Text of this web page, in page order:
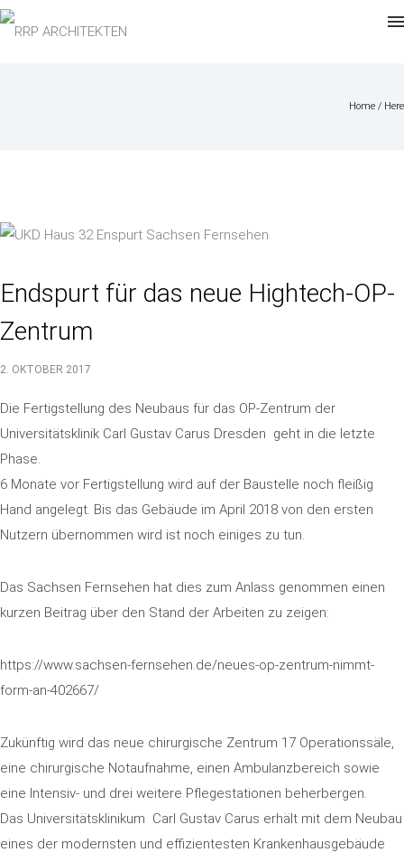
Home / Here
Endspurt für das neue Hightech-OP-
Zentrum
2. OKTOBER 2017
Die Fertigstellung des Neubaus für das OP-Zentrum der
Universitätsklinik Carl Gustav Carus Dresden geht in die letzte
Phase.
6 Monate vor Fertigstellung wird auf der Baustelle noch fleißig
Hand angelegt. Bis das Gebäude im April 2018 von den ersten
Nutzern übernommen wird ist noch einiges zu tun.
Das Sachsen Fernsehen hat dies zum Anlass genommen einen
kurzen Beitrag über den Stand der Arbeiten zu zeigen:
https://www.sachsen-fernsehen.de/neues-op-zentrum-nimmt-
form-an-402667/
Zukünftig wird das neue chirurgische Zentrum 17 Operationssäle,
eine chirurgische Notaufnahme, einen Ambulanzbereich sowie
eine Intensiv- und drei weitere Pflegestationen beherbergen.
Das Universitätsklinikum Carl Gustav Carus erhält mit dem Neubau
eines der modernsten und effizientesten Krankenhausgebäude